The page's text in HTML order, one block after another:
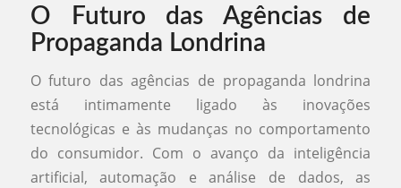
O Futuro das Agências de
Propaganda Londrina
O futuro das agências de propaganda londrina
está intimamente ligado às inovações
tecnológicas e às mudanças no comportamento
do consumidor. Com o avanço da inteligência
artificial, automação e análise de dados, as